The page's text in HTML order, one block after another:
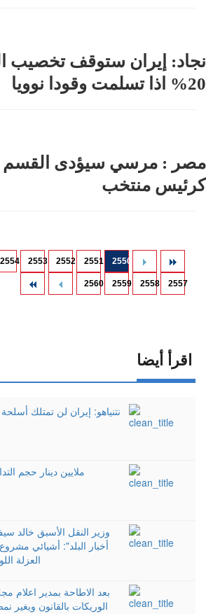
نجاد: إيران ستوقف تخصيب
20% اذا تسلمت وقودا نوويا
مصر : مرسي سيؤدى القسم
كرئيس منتخب
2550
2551
2552
2553
2554
2557
2558
2559
2560
اقرأ أيضا
نتنياهو: إيران لن تمتلك
9 ملايين دينار حجم
وزير النقل الأسبق خالد
أخبار البلد": أشيائي
العزلة
بعد الاطاحة بمدير اعلام
الوريكات بالقانون